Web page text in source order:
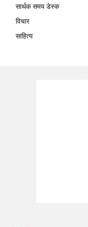
सार्थक समय डेस्क
विचार
साहित्य